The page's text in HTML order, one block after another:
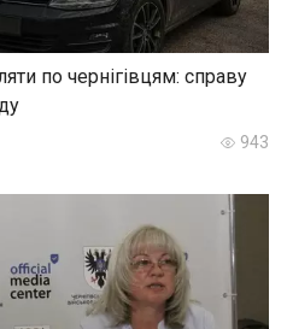
по чернігівцям: справу
943